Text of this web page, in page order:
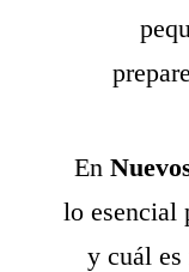
En
lo esencial
y cuál es